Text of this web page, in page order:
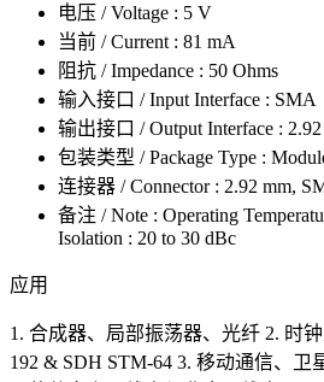
电压 / Voltage : 5 V
当前 / Current : 81 mA
阻抗 / Impedance : 50 Ohms
输入接口 / Input Interface : SMA
输出接口 / Output Interface :
包装类型 / Package Type :
连接器 / Connector : 2.92 mm,
备注 / Note : Operating
Isolation : 20 to 30 dBc
应用
1. 合成器、局部振荡器、光纤 2. 时
192 & SDH STM‐64 3. 移动通信、卫